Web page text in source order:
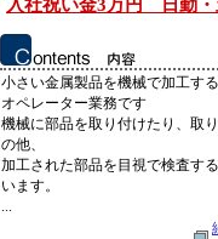
入社祝い金3万円 日勤
小さい金属製品を機械で加工す
オペレーター業務です
機械に部品を取り付けたり、取
の他、
加工された部品を目視で検査す
います。
...